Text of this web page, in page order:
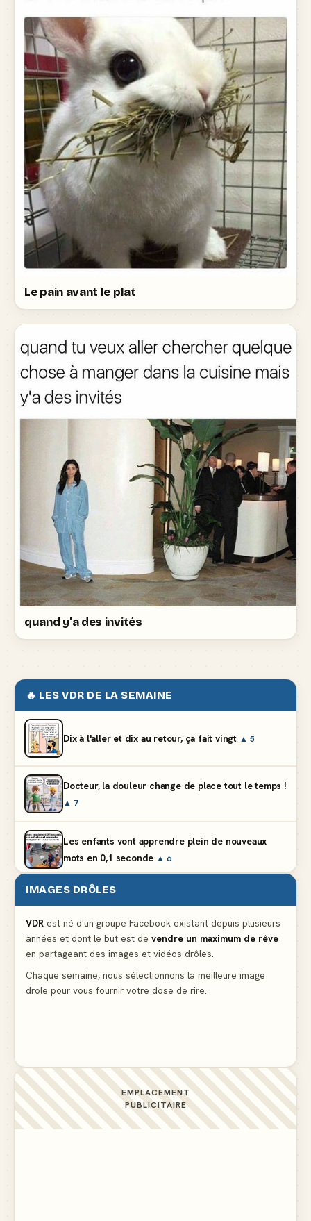
Le pain avant le plat
quand y'a des invités
🔥 LES VDR DE LA SEMAINE
Dix à l'aller et dix au retour, ça fait vingt ▲ 5
Docteur, la douleur change de place tout le temps !
▲ 7
Les enfants vont apprendre plein de nouveaux
mots en 0,1 seconde ▲ 6
En état de légitime dépenses aux soldes ▲ 4
Lidl propose un climatiseur avec gants de boxe et
protège-dent offerts
IMAGES DRÔLES
VDR est né d'un groupe Facebook existant depuis plusieurs
années et dont le but est de vendre un maximum de rêve
en partageant des images et vidéos drôles.
Chaque semaine, nous sélectionnons la meilleure image
drole pour vous fournir votre dose de rire.
EMPLACEMENT
PUBLICITAIRE